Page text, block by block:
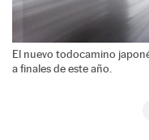
El nuevo todocamino
a finales de este año.